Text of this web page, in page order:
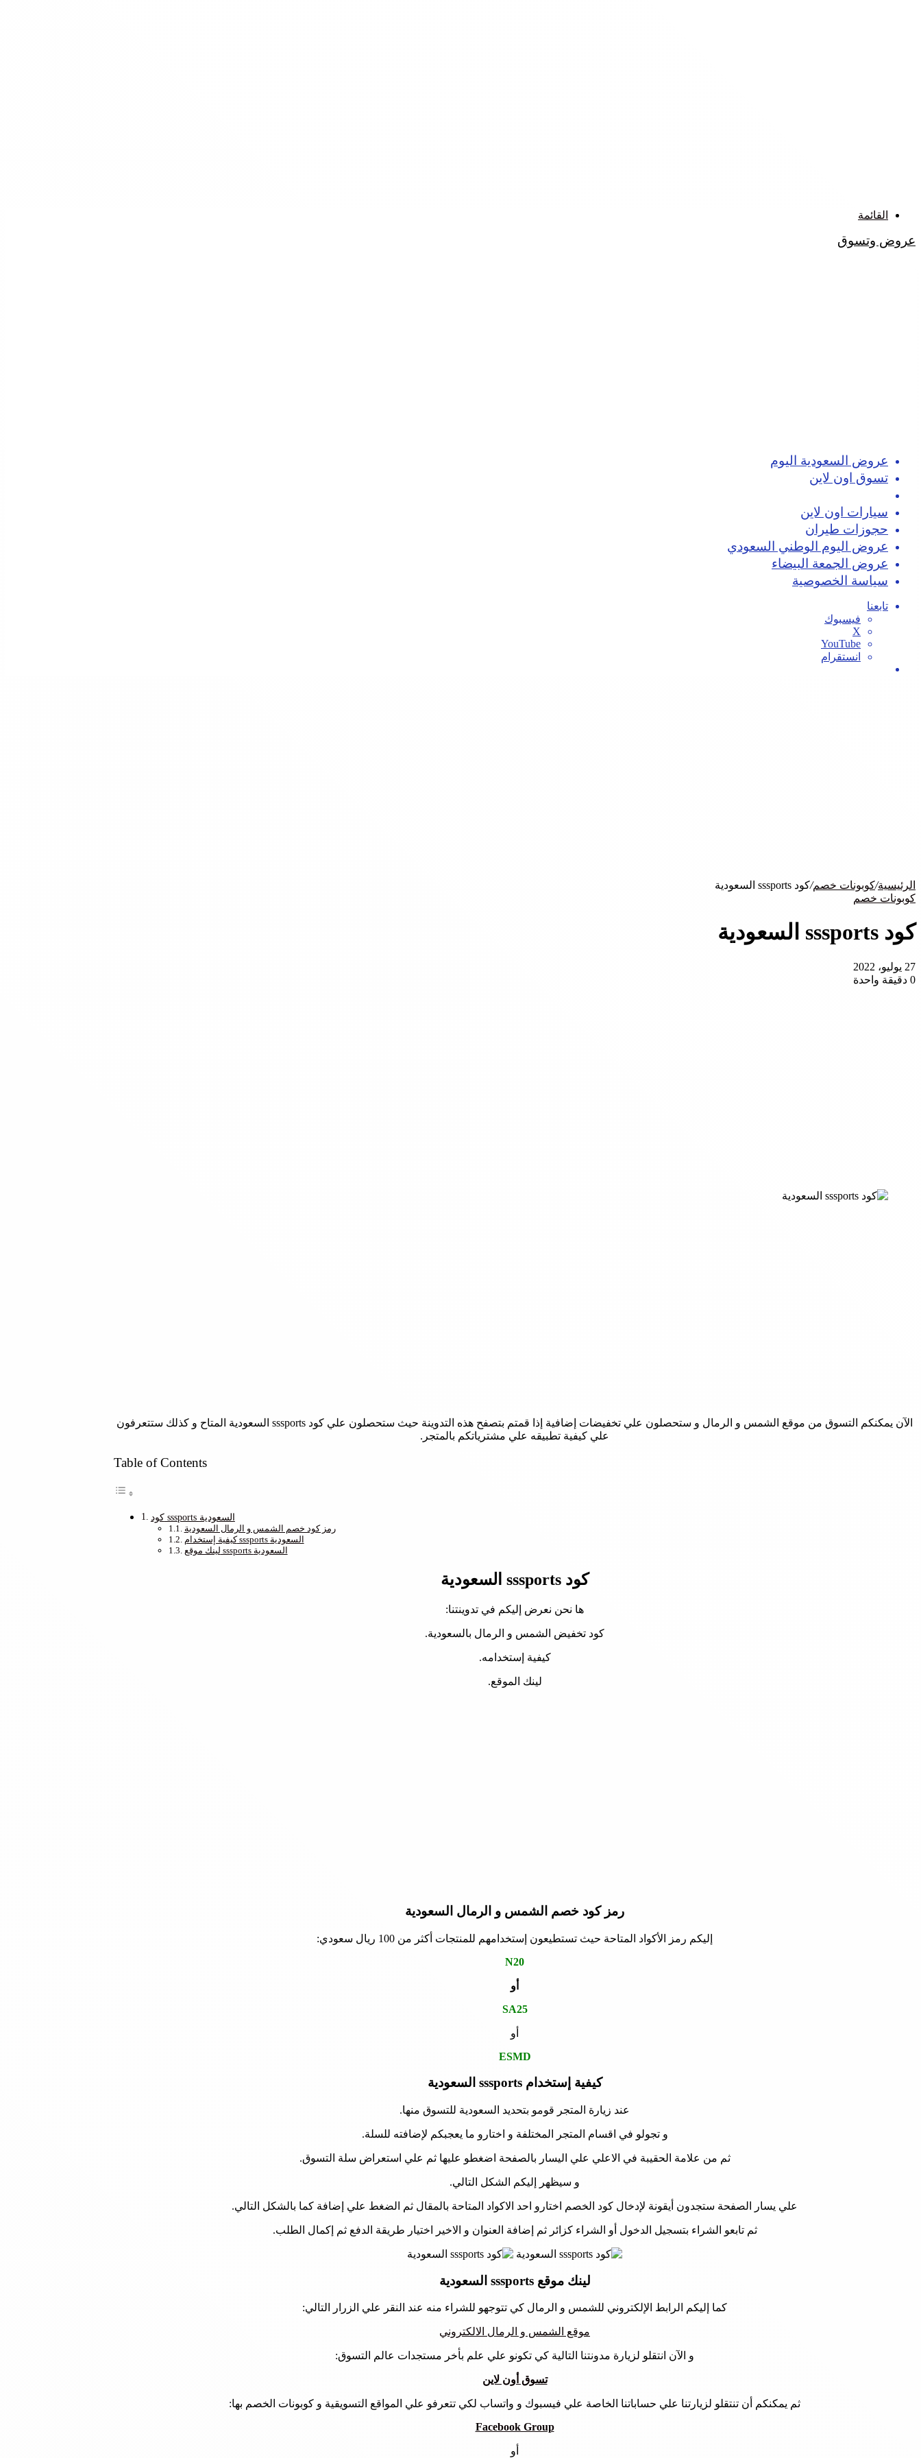
القائمة
عروض وتسوق
عروض السعودية اليوم
تسوق اون لاين
سيارات اون لاين
حجوزات طيران
عروض اليوم الوطني السعودي
عروض الجمعة البيضاء
سياسة الخصوصية
تابعنا
فيسبوك
‫X
‫YouTube
انستقرام
الرئيسية/كوبونات خصم/كود sssports السعودية
كوبونات خصم
كود sssports السعودية
27 يوليو، 2022
0 دقيقة واحدة
الآن يمكنكم التسوق من موقع الشمس و الرمال و ستحصلون علي تخفيضات إضافية إذا قمتم بتصفح هذه التدوينة حيث ستحصلون علي كود sssports السعودية المتاح و كذلك ستتعرفون
علي كيفية تطبيقه علي مشترياتكم بالمتجر.
Table of Contents
كود sssports السعودية
رمز كود خصم الشمس و الرمال السعودية
كيفية إستخدام sssports السعودية
لينك موقع sssports السعودية
كود sssports السعودية
ها نحن نعرض إليكم في تدوينتنا:
كود تخفيض الشمس و الرمال بالسعودية.
كيفية إستخدامه.
لينك الموقع.
رمز كود خصم الشمس و الرمال السعودية
إليكم رمز الأكواد المتاحة حيث تستطيعون إستخدامهم للمنتجات أكثر من 100 ريال سعودي:
N20
أو
SA25
أو
ESMD
كيفية إستخدام sssports السعودية
عند زيارة المتجر قومو بتحديد السعودية للتسوق منها.
و تجولو في اقسام المتجر المختلفة و اختارو ما يعجبكم لإضافته للسلة.
ثم من علامة الحقيبة في الاعلي علي اليسار بالصفحة اضغطو عليها ثم علي استعراض سلة التسوق.
و سيظهر إليكم الشكل التالي.
علي يسار الصفحة ستجدون أيقونة لإدخال كود الخصم اختارو احد الاكواد المتاحة بالمقال ثم الضغط علي إضافة كما بالشكل التالي.
ثم تابعو الشراء بتسجيل الدخول أو الشراء كزائر ثم إضافة العنوان و الاخير اختيار طريقة الدفع ثم إكمال الطلب.
لينك موقع sssports السعودية
كما إليكم الرابط الإلكتروني للشمس و الرمال كي تتوجهو للشراء منه عند النقر علي الزرار التالي:
موقع الشمس و الرمال الالكتروني
و الآن انتقلو لزيارة مدونتنا التالية كي تكونو علي علم بأخر مستجدات عالم التسوق:
تسوق أون لاين
ثم يمكنكم أن تنتقلو لزيارتنا علي حساباتنا الخاصة علي فيسبوك و واتساب لكي تتعرفو علي المواقع التسويقية و كوبونات الخصم بها:
Facebook Group
أو